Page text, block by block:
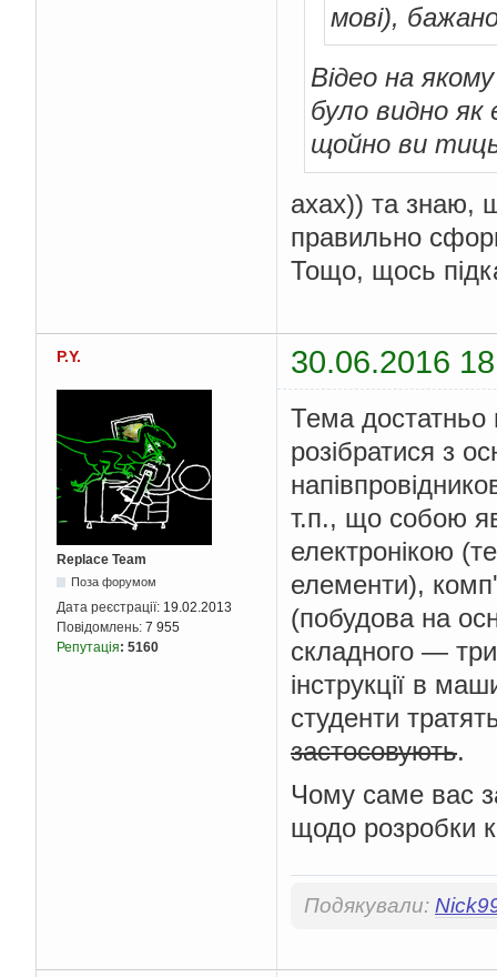
мові),
Відео на
було видно
щойно ви
ахах)) та знаю,
правильно
Тощо, щось
P.Y. 30.06.2016
Replace Team
Поза форумом
Дата реєстрації: 19.02.2013
Повідомлень: 7 955
Репутація: 5160
Тема достатньо
розібратися з
т.п., що собою
електронікою
елементи),
(побудова на
складного —
інструкції в
студенти
застосовують.
Чому саме вас
щодо розробки
Подякували: